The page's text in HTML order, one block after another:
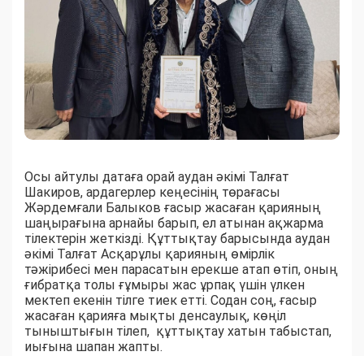
Осы айтулы датаға орай аудан әкімі Талғат
Шакиров, ардагерлер кеңесінің төрағасы
Жәрдемғали Балыков ғасыр жасаған қарияның
шаңырағына арнайы барып, ел атынан ақжарма
тілектерін жеткізді. Құттықтау барысында аудан
әкімі Талғат Асқарұлы қарияның өмірлік
тәжірибесі мен парасатын ерекше атап өтіп, оның
ғибратқа толы ғұмыры жас ұрпақ үшін үлкен
мектеп екенін тілге тиек етті. Содан соң, ғасыр
жасаған қарияға мықты денсаулық, көңіл
тыныштығын тілеп, құттықтау хатын табыстап,
иығына шапан жапты.